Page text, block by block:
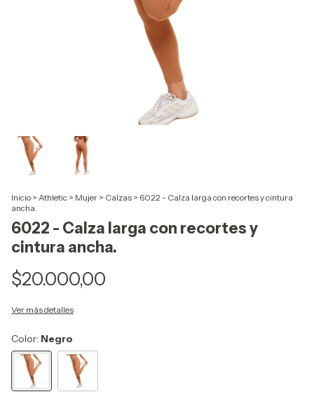
Inicio > Athletic > Mujer > Calzas > 6022 - Calza larga con recortes y cintura
ancha.
6022 - Calza larga con recortes y
cintura ancha.
$20.000,00
Ver más detalles
Color: Negro